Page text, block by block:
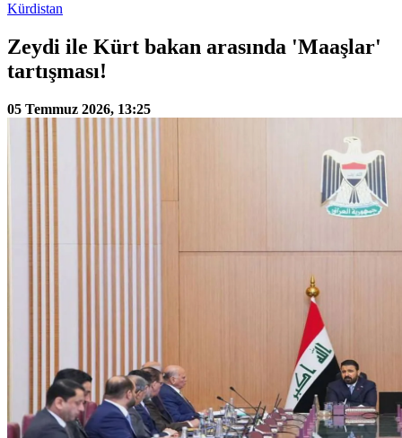
Kürdistan
Zeydi ile Kürt bakan arasında 'Maaşlar'
tartışması!
05 Temmuz 2026, 13:25